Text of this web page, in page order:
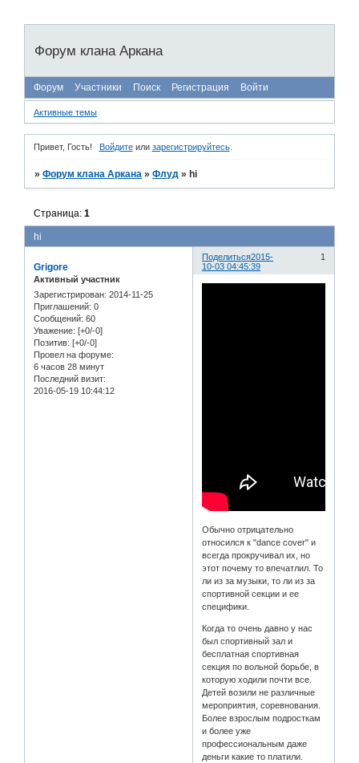
Форум клана Аркана
Форум Участники Поиск Регистрация Войти
Активные темы
Привет, Гость! Войдитеили зарегистрируйтесь.
»Форум клана Аркана »Флуд » hi
hi
Страница:1
Поделиться 1
2015-
10-03 04:45:39
Grigore
Активный участник
Зарегистрирован: 2014-11-25
Приглашений: 0
Сообщений: 60
Уважение: [+0/-0]
Позитив: [+0/-0]
Провел на форуме:
6 часов 28 минут
Последний визит:
2016-05-19 10:44:12
Обычно отрицательно
относился к "dance cover" и
всегда прокручивал их, но
этот почему то впечатлил. То
ли из за музыки, то ли из за
спортивной секции и ее
специфики.
Когда то очень давно у нас
был спортивный зал и
бесплатная спортивная
секция по вольной борьбе, в
которую ходили почти все.
Детей возили не различные
мероприятия, соревнования.
Более взрослым подросткам
и более уже
профессиональным даже
деньги какие то платили.